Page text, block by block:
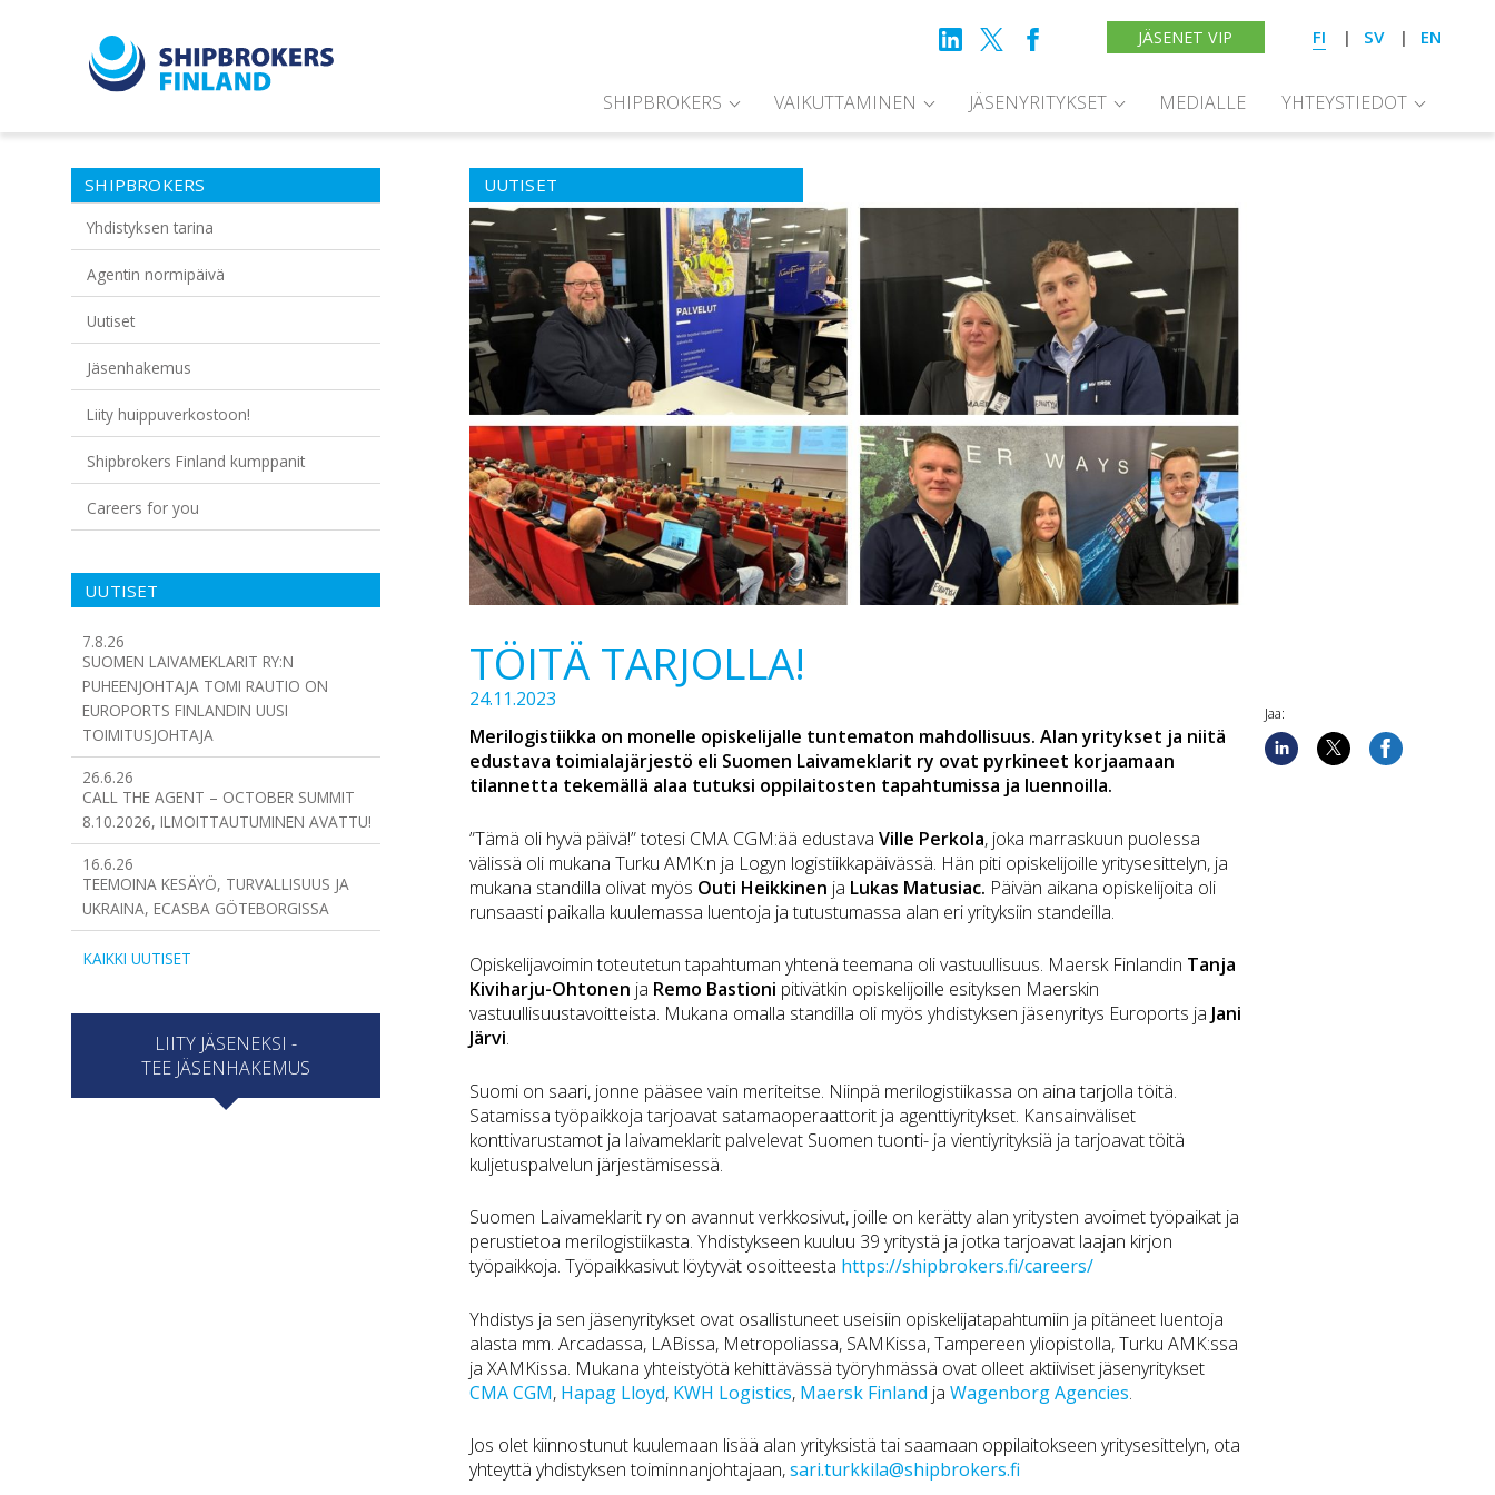
JÄSENET VIP FI SV EN
SHIPBROKERS VAIKUTTAMINEN JÄSENYRITYKSET MEDIALLE YHTEYSTIEDOT
SHIPBROKERS
Yhdistyksen tarina
Agentin normipäivä
Uutiset
Jäsenhakemus
Liity huippuverkostoon!
Shipbrokers Finland kumppanit
Careers for you
UUTISET
7.8.26
SUOMEN LAIVAMEKLARIT RY:N
PUHEENJOHTAJA TOMI RAUTIO ON
EUROPORTS FINLANDIN UUSI
TOIMITUSJOHTAJA
26.6.26
CALL THE AGENT – OCTOBER SUMMIT
8.10.2026, ILMOITTAUTUMINEN AVATTU!
16.6.26
TEEMOINA KESÄYÖ, TURVALLISUUS JA
UKRAINA, ECASBA GÖTEBORGISSA
KAIKKI UUTISET
LIITY JÄSENEKSI -
TEE JÄSENHAKEMUS
UUTISET
TÖITÄ TARJOLLA!
24.11.2023
Merilogistiikka on monelle opiskelijalle tuntematon mahdollisuus. Alan yritykset ja niitä
edustava toimialajärjestö eli Suomen Laivameklarit ry ovat pyrkineet korjaamaan
tilannetta tekemällä alaa tutuksi oppilaitosten tapahtumissa ja luennoilla.
”Tämä oli hyvä päivä!” totesi CMA CGM:ää edustavaVille Perkola, joka marraskuun puolessa
välissä oli mukana Turku AMK:n ja Logyn logistiikkapäivässä. Hän piti opiskelijoille yritysesittelyn, ja
mukana standilla olivat myös Outi Heikkinen ja Lukas Matusiac. Päivän aikana opiskelijoita oli
runsaasti paikalla kuulemassa luentoja ja tutustumassa alan eri yrityksiin standeilla.
Opiskelijavoimin toteutetun tapahtuman yhtenä teemana oli vastuullisuus. Maersk Finlandin Tanja
Kiviharju-Ohtonen ja Remo Bastioni pitivätkin opiskelijoille esityksen Maerskin
vastuullisuustavoitteista. Mukana omalla standilla oli myös yhdistyksen jäsenyritys Euroports jaJani
Järvi.
Suomi on saari, jonne pääsee vain meriteitse. Niinpä merilogistiikassa on aina tarjolla töitä.
Satamissa työpaikkoja tarjoavat satamaoperaattorit ja agenttiyritykset. Kansainväliset
konttivarustamot ja laivameklarit palvelevat Suomen tuonti- ja vientiyrityksiä ja tarjoavat töitä
kuljetuspalvelun järjestämisessä.
Suomen Laivameklarit ry on avannut verkkosivut, joille on kerätty alan yritysten avoimet työpaikat ja
perustietoa merilogistiikasta. Yhdistykseen kuuluu 39 yritystä ja jotka tarjoavat laajan kirjon
työpaikkoja. Työpaikkasivut löytyvät osoitteesta https://shipbrokers.fi/careers/
Yhdistys ja sen jäsenyritykset ovat osallistuneet useisiin opiskelijatapahtumiin ja pitäneet luentoja
alasta mm. Arcadassa, LABissa, Metropoliassa, SAMKissa, Tampereen yliopistolla, Turku AMK:ssa
ja XAMKissa. Mukana yhteistyötä kehittävässä työryhmässä ovat olleet aktiiviset jäsenyritykset
CMA CGM, Hapag Lloyd, KWH Logistics, Maersk Finland jaWagenborg Agencies.
Jos olet kiinnostunut kuulemaan lisää alan yrityksistä tai saamaan oppilaitokseen yritysesittelyn, ota
yhteyttä yhdistyksen toiminnanjohtajaan,sari.turkkila@shipbrokers.fi
Jaa: